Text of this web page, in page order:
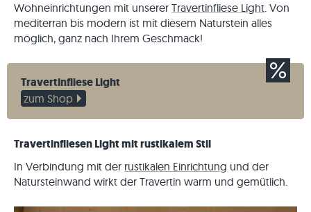
Wohneinrichtungen mit unserer Travertinfliese Light. Von
mediterran bis modern ist mit diesem Naturstein alles
möglich, ganz nach Ihrem Geschmack!
Travertinfliese Light
zum Shop
Travertinfliesen Light mit rustikalem Stil
In Verbindung mit der rustikalen Einrichtung und der
Natursteinwand wirkt der Travertin warm und gemütlich.